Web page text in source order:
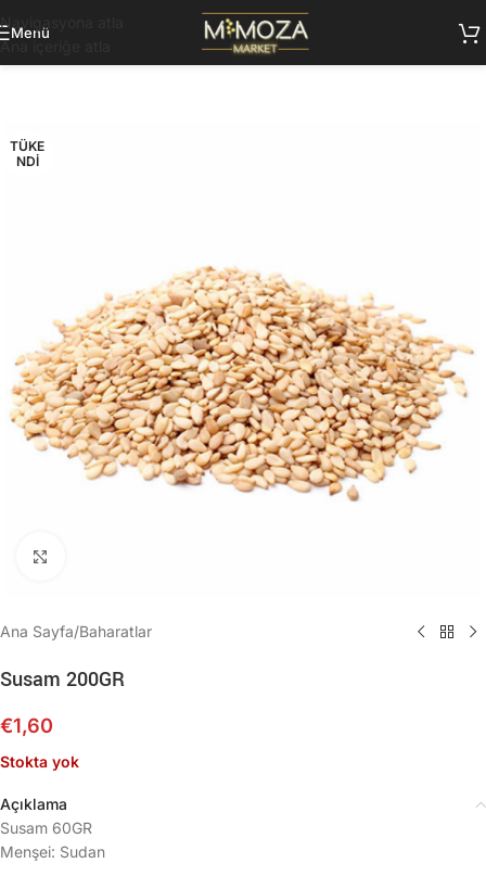
Navigasyona atla
Ana içeriğe atla
Menü
TÜKE
NDI
Ana Sayfa/Baharatlar
Susam 200GR
€1,60
Stokta yok
Açıklama
Susam 60GR
Menşei: Sudan